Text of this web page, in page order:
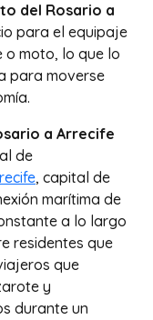
del Rosario a
para el equipaje
o moto, lo que lo
para moverse
a Arrecife
de
, capital de
marítima de
a lo largo
residentes que
que
y
durante un